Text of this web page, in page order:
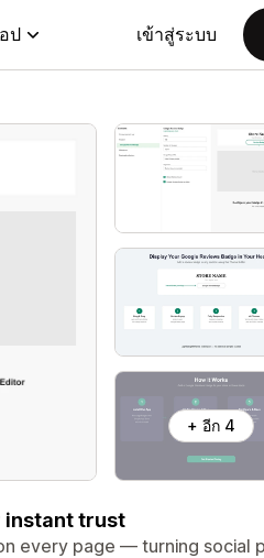
ป เข้าสู่ระบบ
+ อีก 4
instant trust
every page — turning social